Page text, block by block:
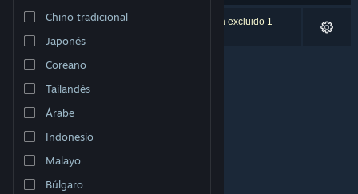
Cambiar idioma
Obtener la aplicación de Steam Mobile
Ver versión clásica
Chino tradicional
Japonés
Coreano
Tailandés
Árabe
Indonesio
Malayo
Búlgaro
0 resultado(s) coinciden con la búsqueda. Se ha excluido 1
título según tus preferencias.